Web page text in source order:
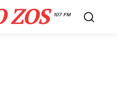
ZOS 107 FM